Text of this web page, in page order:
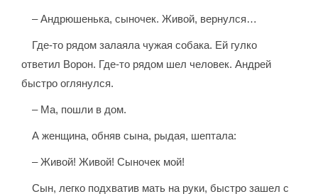
– Андрюшенька, сыночек. Живой, вернулся…
Где-то рядом залаяла чужая собака. Ей гулко
ответил Ворон. Где-то рядом шел человек. Андрей
быстро оглянулся.
– Ма, пошли в дом.
А женщина, обняв сына, рыдая, шептала:
– Живой! Живой! Сыночек мой!
Сын, легко подхватив мать на руки, быстро зашел с